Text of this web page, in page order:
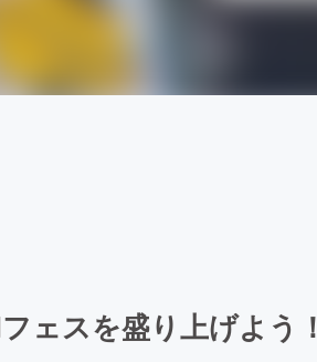
ェスを盛り上げよう